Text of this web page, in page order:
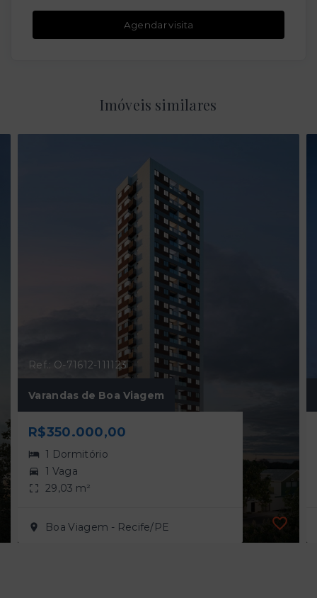
Agendar visita
Imóveis similares
Ref.: O-71612-111123
Varandas de Boa Viagem
R$350.000,00
1 Dormitório
1 Vaga
29,03 m²
Boa Viagem - Recife/PE